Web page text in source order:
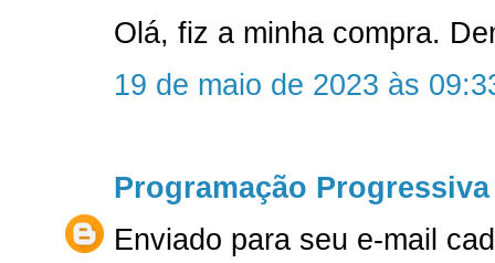
Olá, fiz a minha compra.
19 de maio de 2023 às
Programação Progressiva
Enviado para seu e-mail